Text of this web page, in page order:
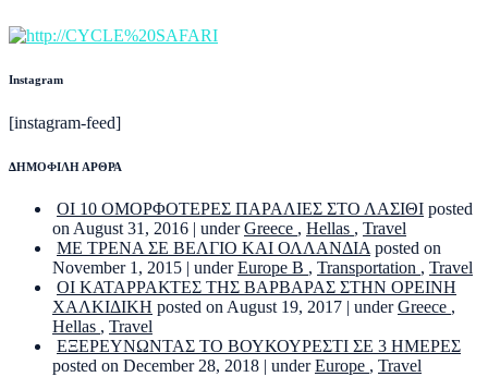
Instagram
[instagram-feed]
ΔΗΜΟΦΙΛΗ ΑΡΘΡΑ
ΟΙ 10 ΟΜΟΡΦΟΤΕΡΕΣ ΠΑΡΑΛΙΕΣ ΣΤΟ ΛΑΣΙΘΙ posted
on August 31, 2016
underGreece , Hellas , Travel
ΜΕ ΤΡΕΝΑ ΣΕ ΒΕΛΓΙΟ ΚΑΙ ΟΛΛΑΝΔΙΑ posted on
November 1, 2015
underEurope B , Transportation , Travel
ΟΙ ΚΑΤΑΡΡΑΚΤΕΣ ΤΗΣ ΒΑΡΒΑΡΑΣ ΣΤΗΝ ΟΡΕΙΝΗ
ΧΑΛΚΙΔΙΚΗ posted on August 19, 2017 underGreece ,
Hellas , Travel
ΕΞΕΡΕΥΝΩΝΤΑΣ ΤΟ ΒΟΥΚΟΥΡΕΣΤΙ ΣΕ 3 ΗΜΕΡΕΣ
posted on December 28, 2018
underEurope , Travel